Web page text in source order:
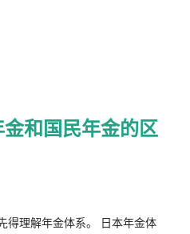
和国民年金的区
得理解年金体系。 日本年金体